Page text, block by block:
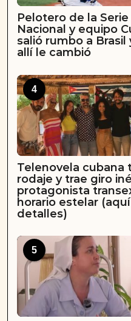
Pelotero de la Serie
Nacional y equipo
salió rumbo a Brasil
allí le cambió
4
Telenovela cubana
rodaje y trae giro
protagonista
horario estelar (aquí
detalles)
5